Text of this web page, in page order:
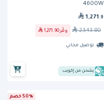
4600W
1,271 .9
2,543.80 وفّر 1,271.90
توصيل مجاني
يشحن من إكويب
50% خصم